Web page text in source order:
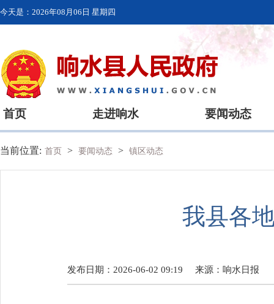
今天是： 2026年08月06日 星期四
首页 走进响水 要闻动态
当前位置: 首页 > 要闻动态 > 镇区动态
我县各
发布日期：2026-06-02 09:19 来源： 响水日报